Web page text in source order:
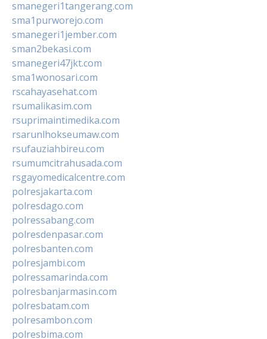
smanegeri1tangerang.com
sma1purworejo.com
smanegeri1jember.com
sman2bekasi.com
smanegeri47jkt.com
sma1wonosari.com
rscahayasehat.com
rsumalikasim.com
rsuprimaintimedika.com
rsarunlhokseumaw.com
rsufauziahbireu.com
rsumumcitrahusada.com
rsgayomedicalcentre.com
polresjakarta.com
polresdago.com
polressabang.com
polresdenpasar.com
polresbanten.com
polresjambi.com
polressamarinda.com
polresbanjarmasin.com
polresbatam.com
polresambon.com
polresbima.com